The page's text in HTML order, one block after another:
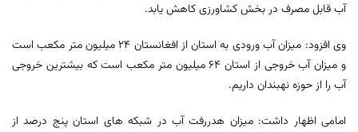
آب قابل مصرف در بخش کشاورزی کاهش یابد.
وی افزود: میزان آب ورودی به استان از افغانستان ۲۴ میلیون متر مکعب است
و میزان آب خروجی از استان ۶۴ میلیون متر مکعب است که بیشترین خروجی
آب را از حوزه نهبندان داریم.
امامی اظهار داشت: میزان هدررفت آب در شبکه های استان پنج درصد از